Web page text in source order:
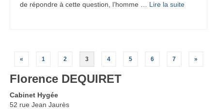
de répondre à cette question, l’homme … Lire la suite­­
Pagination
des
publications
« 1 2 3 4 5 6 7 »
Florence DEQUIRET
Cabinet Hygée
52 rue Jean Jaurès